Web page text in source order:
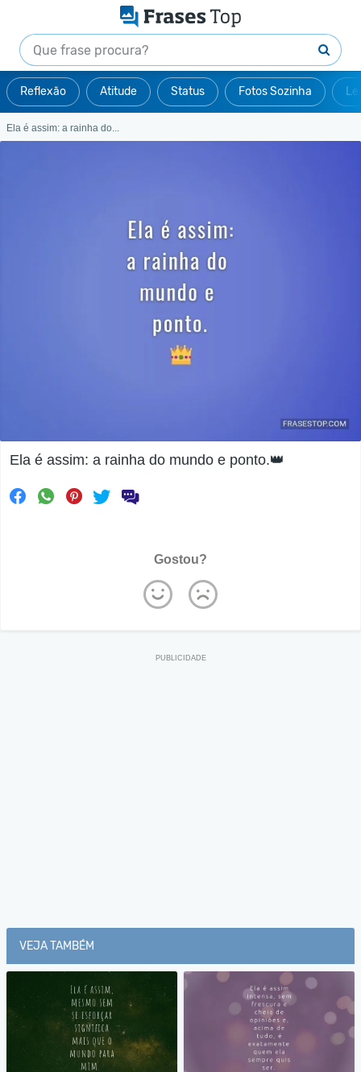
Reflexão Atitude Status Fotos Sozinha
Ela é assim: a rainha do...
Ela é assim: a rainha do mundo e ponto.👑
Gostou?
VEJA TAMBÉM